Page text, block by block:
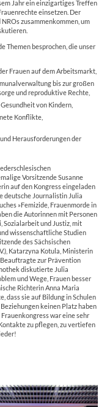
Jahr ein einzigartiges Treffen
einsetzen. Der
zusammenkommen, um
Themen besprochen, die unser
Frauen auf dem Arbeitsmarkt,
bis zur großen
und reproduktive Rechte,
von Kindern,
Konflikte,
Herausforderungen der
Vorsitzende Susanne
auf den Kongress eingeladen
deutsche Journalistin Julia
»Femizide, Frauenmorde in
die Autorinnen mit Personen
Sozialarbeit und Justiz, mit
wissenschaftliche Studien
des Sächsischen
Katarzyna Kotula, Ministerin
zur Prävention
diskutierte Julia
und Wege, Frauen besser
Richterin Anna Maria
dass sie auf Bildung in Schulen
keinen Platz haben
war eine sehr
zu pflegen, zu vertiefen